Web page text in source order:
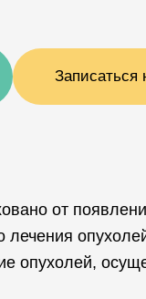
Записаться
от
лечения
опухолей,